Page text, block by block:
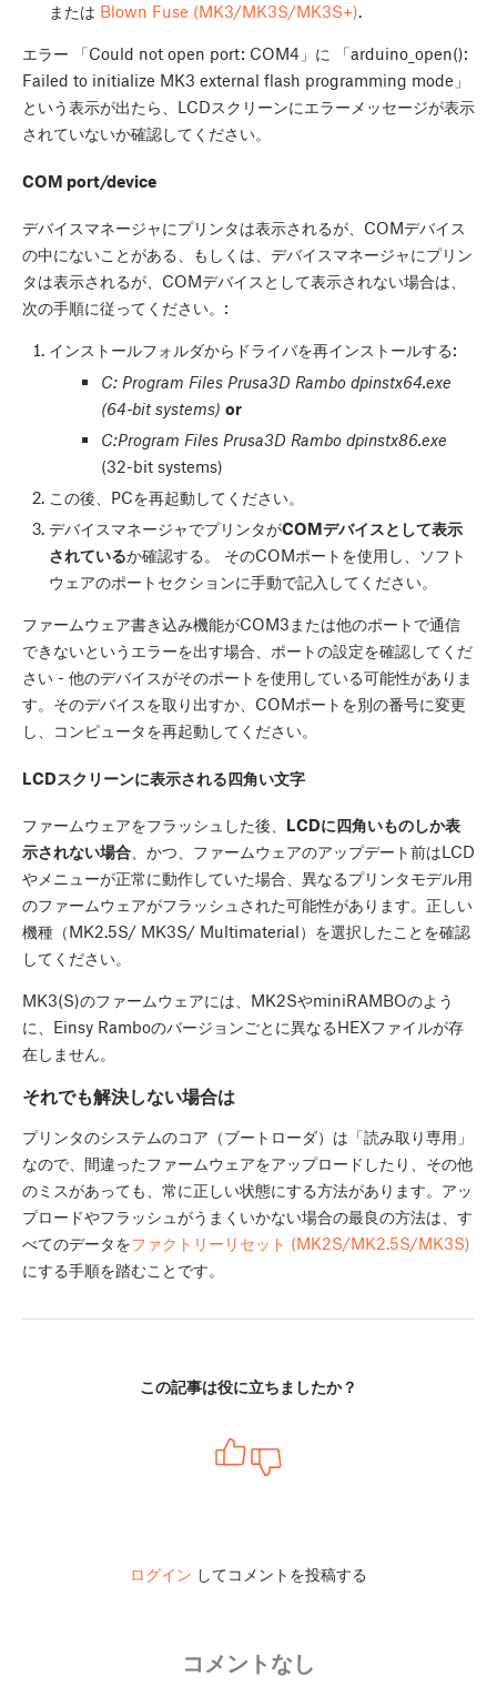
または Blown Fuse (MK3/MK3S/MK3S+).
エラー 「Could not open port: COM4」に 「arduino_open():
Failed to initialize MK3 external flash programming mode」
という表示が出たら、LCDスクリーンにエラーメッセージが表示
されていないか確認してください。
COM port/device
デバイスマネージャにプリンタは表示されるが、COMデバイス
の中にないことがある、もしくは、デバイスマネージャにプリン
タは表示されるが、COMデバイスとして表示されない場合は、
次の手順に従ってください。:
インストールフォルダからドライバを再インストールする:
C: Program Files Prusa3D Rambo dpinstx64.exe
(64-bit systems) or
C:Program Files Prusa3D Rambo dpinstx86.exe
(32-bit systems)
この後、PCを再起動してください。
デバイスマネージャでプリンタがCOMデバイスとして表示
されているか確認する。 そのCOMポートを使用し、ソフト
ウェアのポートセクションに手動で記入してください。
ファームウェア書き込み機能がCOM3または他のポートで通信
できないというエラーを出す場合、ポートの設定を確認してくだ
さい - 他のデバイスがそのポートを使用している可能性がありま
す。そのデバイスを取り出すか、COMポートを別の番号に変更
し、コンピュータを再起動してください。
LCDスクリーンに表示される四角い文字
ファームウェアをフラッシュした後、 LCDに四角いものしか表
示されない場合 、かつ、ファームウェアのアップデート前はLCD
やメニューが正常に動作していた場合、異なるプリンタモデル用
のファームウェアがフラッシュされた可能性があります。正しい
機種（MK2.5S/ MK3S/ Multimaterial）を選択したことを確認
してください。
MK3(S)のファームウェアには、MK2SやminiRAMBOのよう
に、Einsy Ramboのバージョンごとに異なるHEXファイルが存
在しません。
それでも解決しない場合は
プリンタのシステムのコア（ブートローダ）は「読み取り専用」
なので、間違ったファームウェアをアップロードしたり、その他
のミスがあっても、常に正しい状態にする方法があります。アッ
プロードやフラッシュがうまくいかない場合の最良の方法は、す
べてのデータをファクトリーリセット (MK2S/MK2.5S/MK3S)
にする手順を踏むことです。
この記事は役に立ちましたか？
ログイン してコメントを投稿する
コメントなし